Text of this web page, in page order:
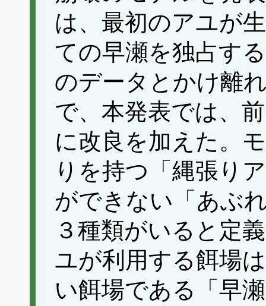
は、最初のアユが
ての早瀬を独占す
のデータとかけ離
で、本発表では、
に改良を加えた。
りを持つ「縄張り
ができない「あぶ
３種類がいると定
ユが利用する餌場
い餌場である「早